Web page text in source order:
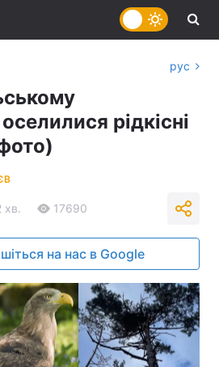
рус
рідкісні
хв. 17690
на нас в Google